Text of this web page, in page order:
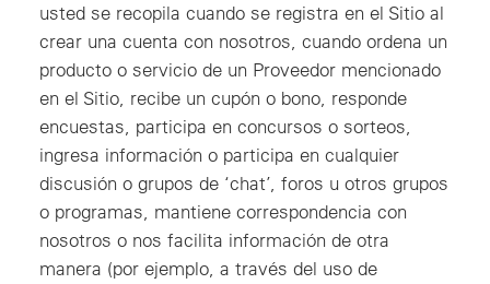
usted se recopila cuando se registra en el Sitio al
crear una cuenta con nosotros, cuando ordena un
producto o servicio de un Proveedor mencionado
en el Sitio, recibe un cupón o bono, responde
encuestas, participa en concursos o sorteos,
ingresa información o participa en cualquier
discusión o grupos de ‘chat’, foros u otros grupos
o programas, mantiene correspondencia con
nosotros o nos facilita información de otra
manera (por ejemplo, a través del uso de